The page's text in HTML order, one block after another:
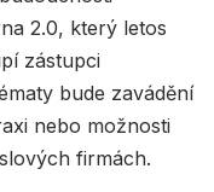
2.0, který letos
zástupci
bude zavádění
nebo možnosti
firmách.